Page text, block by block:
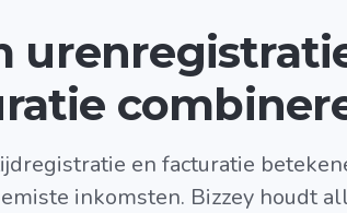
en facturatie
inkomsten. Bizzey houdt